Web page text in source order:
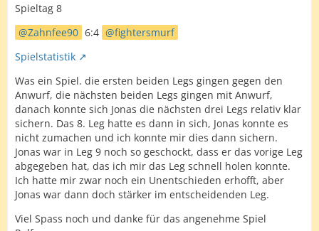
Spieltag 8
Zahnfee90 6:4
fightersmurf
Spielstatistik
Was ein Spiel. die ersten beiden Legs gingen gegen den
Anwurf, die nächsten beiden Legs gingen mit Anwurf,
danach konnte sich Jonas die nächsten drei Legs relativ klar
sichern. Das 8. Leg hatte es dann in sich, Jonas konnte es
nicht zumachen und ich konnte mir dies dann sichern.
Jonas war in Leg 9 noch so geschockt, dass er das vorige Leg
abgegeben hat, das ich mir das Leg schnell holen konnte.
Ich hatte mir zwar noch ein Unentschieden erhofft, aber
Jonas war dann doch stärker im entscheidenden Leg.
Viel Spass noch und danke für das angenehme Spiel